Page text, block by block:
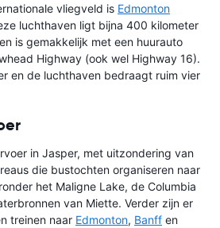
vliegveld is Edmonton
luchthaven ligt bijna 400 kilometer
is gemakkelijk met een huurauto
Highway (ook wel Highway 16).
en de luchthaven bedraagt ruim vier
in Jasper, met uitzondering van
die bustochten organiseren naar
het Maligne Lake, de Columbia
van Miette. Verder zijn er
treinen naar Edmonton, Banff en